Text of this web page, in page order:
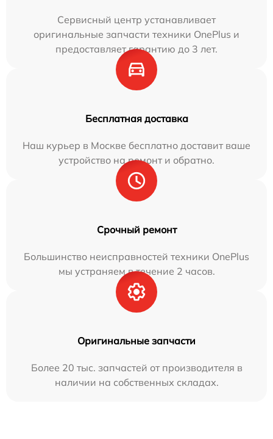
Сервисный центр устанавливает
оригинальные запчасти техники OnePlus и
предоставляет гарантию до 3 лет.
Бесплатная доставка
Наш курьер в Москве бесплатно доставит ваше
устройство на ремонт и обратно.
Срочный ремонт
Большинство неисправностей техники OnePlus
мы устраняем в течение 2 часов.
Оригинальные запчасти
Более 20 тыс. запчастей от производителя в
наличии на собственных складах.